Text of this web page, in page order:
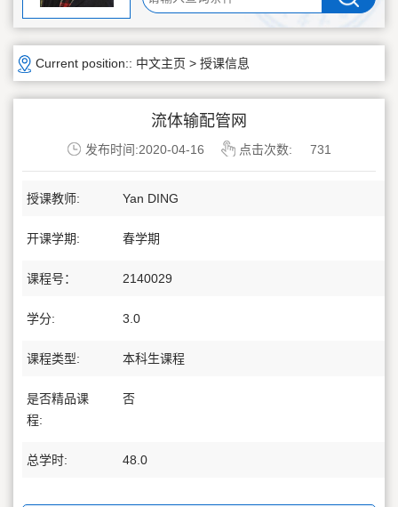
Current position:: 中文主页 > 授课信息
流体输配管网
发布时间:2020-04-16 点击次数: 731
授课教师: Yan DING
开课学期: 春学期
课程号： 2140029
学分: 3.0
课程类型: 本科生课程
是否精品课
程:
否
总学时: 48.0